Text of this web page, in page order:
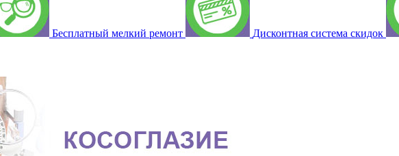
Бесплатный мелкий ремонт Дисконтная система скидок